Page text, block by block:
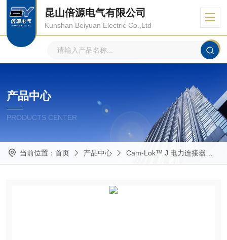
昆山倍源电气有限公司
Kunshan Beiyuan Electric Co.,Ltd
产品中心
PRODUCTS CENTER
当前位置： 首页 产品中心 Cam-Lok™ J 电力连接器